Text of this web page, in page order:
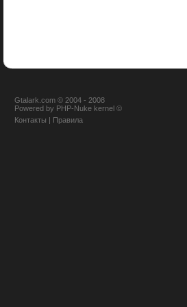
Gtalark.com © 2004 - 2008
Powered by PHP-Nuke kernel ©
Контакты | Правила